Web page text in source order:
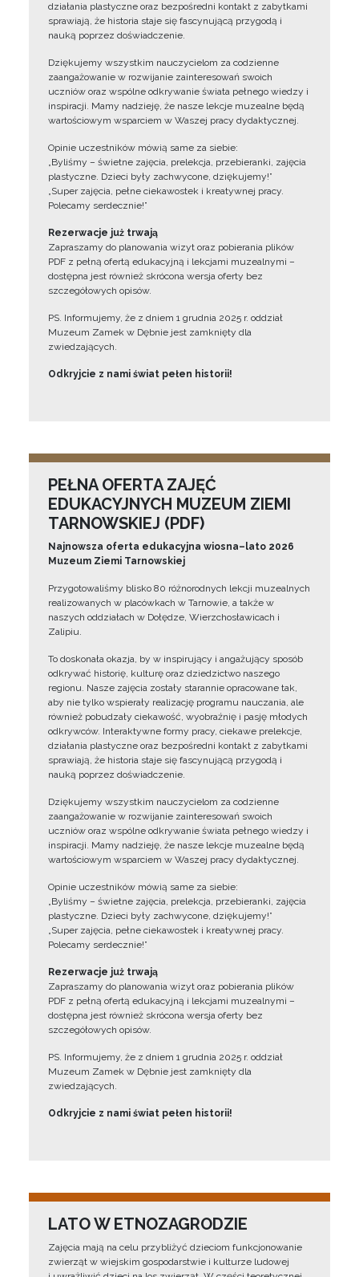
działania plastyczne oraz bezpośredni kontakt z zabytkami
sprawiają, że historia staje się fascynującą przygodą i
nauką poprzez doświadczenie.
Dziękujemy wszystkim nauczycielom za codzienne
zaangażowanie w rozwijanie zainteresowań swoich
uczniów oraz wspólne odkrywanie świata pełnego wiedzy i
inspiracji. Mamy nadzieję, że nasze lekcje muzealne będą
wartościowym wsparciem w Waszej pracy dydaktycznej.
Opinie uczestników mówią same za siebie:
„Byliśmy – świetne zajęcia, prelekcja, przebieranki, zajęcia
plastyczne. Dzieci były zachwycone, dziękujemy!”
„Super zajęcia, pełne ciekawostek i kreatywnej pracy.
Polecamy serdecznie!”
Rezerwacje już trwają
Zapraszamy do planowania wizyt oraz pobierania plików
PDF z pełną ofertą edukacyjną i lekcjami muzealnymi –
dostępna jest również skrócona wersja oferty bez
szczegółowych opisów.
PS. Informujemy, że z dniem 1 grudnia 2025 r. oddział
Muzeum Zamek w Dębnie jest zamknięty dla
zwiedzających.
Odkryjcie z nami świat pełen historii!
PEŁNA OFERTA ZAJĘĆ
EDUKACYJNYCH MUZEUM ZIEMI
TARNOWSKIEJ (PDF)
Najnowsza oferta edukacyjna wiosna–lato 2026
Muzeum Ziemi Tarnowskiej
Przygotowaliśmy blisko 80 różnorodnych lekcji muzealnych
realizowanych w placówkach w Tarnowie, a także w
naszych oddziałach w Dołędze, Wierzchosławicach i
Zalipiu.
To doskonała okazja, by w inspirujący i angażujący sposób
odkrywać historię, kulturę oraz dziedzictwo naszego
regionu. Nasze zajęcia zostały starannie opracowane tak,
aby nie tylko wspierały realizację programu nauczania, ale
również pobudzały ciekawość, wyobraźnię i pasję młodych
odkrywców. Interaktywne formy pracy, ciekawe prelekcje,
działania plastyczne oraz bezpośredni kontakt z zabytkami
sprawiają, że historia staje się fascynującą przygodą i
nauką poprzez doświadczenie.
Dziękujemy wszystkim nauczycielom za codzienne
zaangażowanie w rozwijanie zainteresowań swoich
uczniów oraz wspólne odkrywanie świata pełnego wiedzy i
inspiracji. Mamy nadzieję, że nasze lekcje muzealne będą
wartościowym wsparciem w Waszej pracy dydaktycznej.
Opinie uczestników mówią same za siebie:
„Byliśmy – świetne zajęcia, prelekcja, przebieranki, zajęcia
plastyczne. Dzieci były zachwycone, dziękujemy!”
„Super zajęcia, pełne ciekawostek i kreatywnej pracy.
Polecamy serdecznie!”
Rezerwacje już trwają
Zapraszamy do planowania wizyt oraz pobierania plików
PDF z pełną ofertą edukacyjną i lekcjami muzealnymi –
dostępna jest również skrócona wersja oferty bez
szczegółowych opisów.
PS. Informujemy, że z dniem 1 grudnia 2025 r. oddział
Muzeum Zamek w Dębnie jest zamknięty dla
zwiedzających.
Odkryjcie z nami świat pełen historii!
LATO W ETNOZAGRODZIE
Zajęcia mają na celu przybliżyć dzieciom funkcjonowanie
zwierząt w wiejskim gospodarstwie i kulturze ludowej